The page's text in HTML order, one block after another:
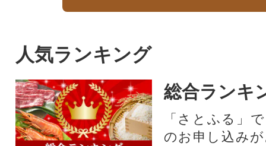
人気ランキング
総合ランキ
「さとふる」
のお申し込み